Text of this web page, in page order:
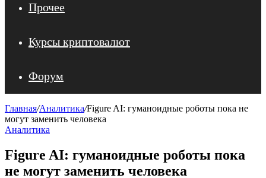
Прочее
Курсы криптовалют
Форум
Главная/Аналитика/Figure AI: гуманоидные роботы пока не
могут заменить человека
Аналитика
Figure AI: гуманоидные роботы пока
не могут заменить человека